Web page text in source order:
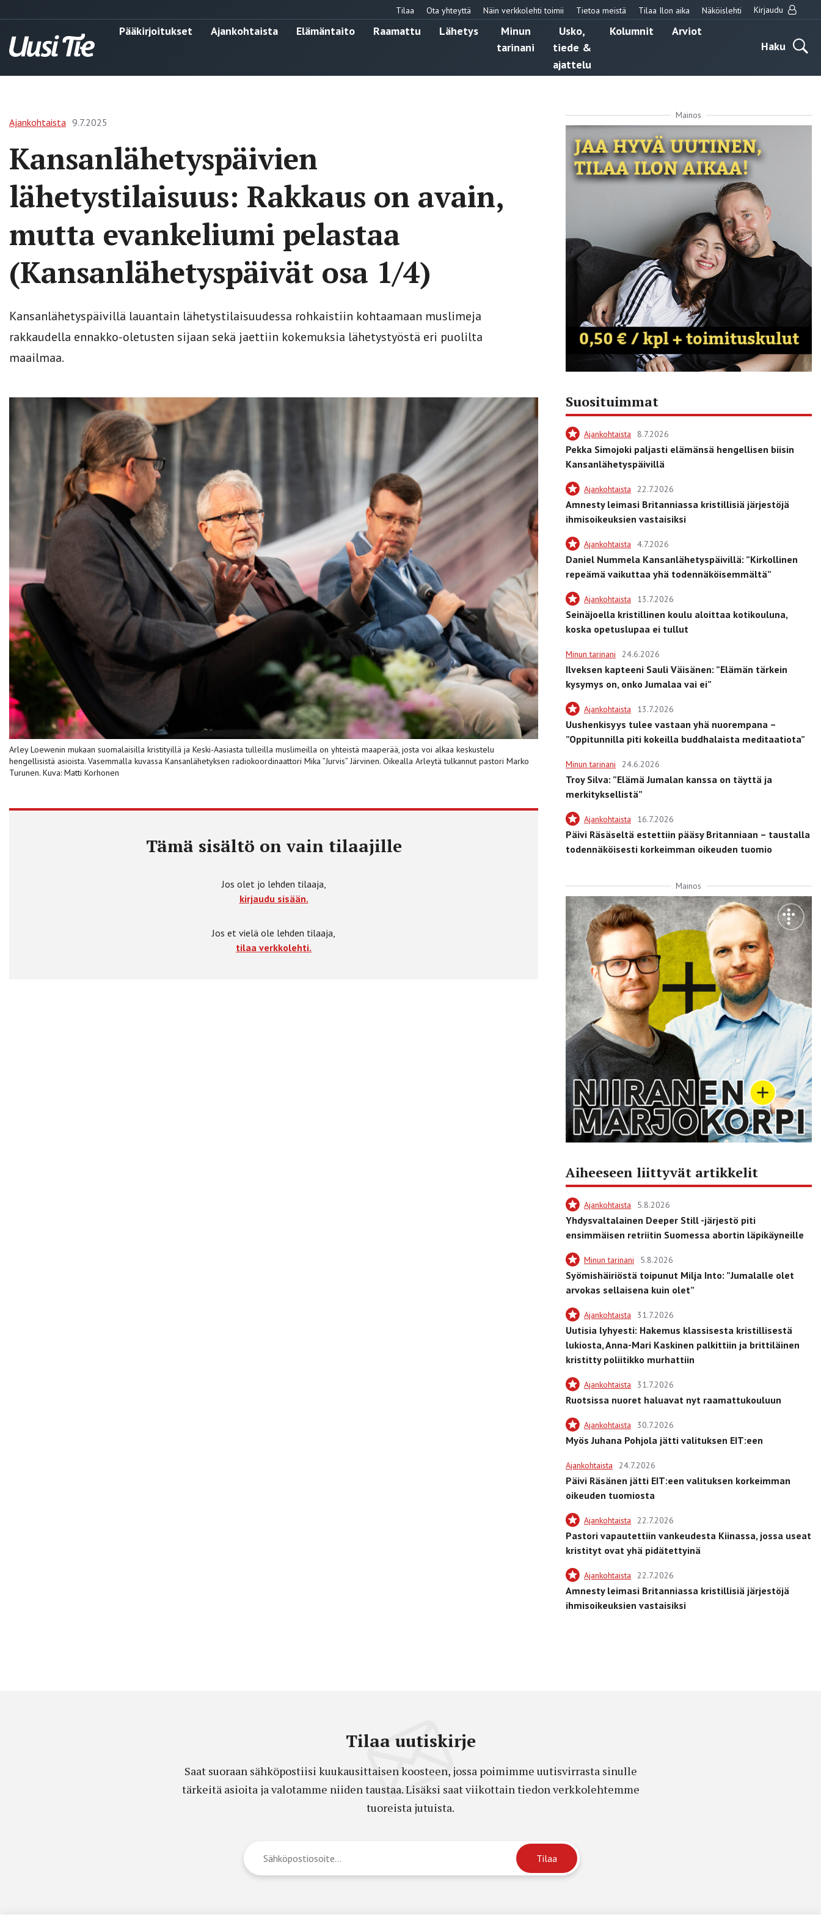
Tilaa Ota yhteyttä Näin verkkolehti toimii Tietoa meistä Tilaa Ilon aika Näköislehti Kirjaudu
Pääkirjoitukset Ajankohtaista Elämäntaito Raamattu Lähetys
Minun
tarinani
Usko,
tiede &
ajattelu
Kolumnit
Arviot
Haku
Ajankohtaista 9.7.2025
Kansanlähetyspäivien
lähetystilaisuus: Rakkaus on avain,
mutta evankeliumi pelastaa
(Kansanlähetyspäivät osa 1/4)
Kansanlähetyspäivillä lauantain lähetystilaisuudessa rohkaistiin kohtaamaan muslimeja
rakkaudella ennakko-oletusten sijaan sekä jaettiin kokemuksia lähetystyöstä eri puolilta
maailmaa.
Arley Loewenin mukaan suomalaisilla kristityillä ja Keski-Aasiasta tulleilla muslimeilla on yhteistä maaperää, josta voi alkaa keskustelu
hengellisistä asioista. Vasemmalla kuvassa Kansanlähetyksen radiokoordinaattori Mika ”Jurvis” Järvinen. Oikealla Arleytä tulkannut pastori Marko
Turunen. Kuva: Matti Korhonen
Tämä sisältö on vain tilaajille
Jos olet jo lehden tilaaja,
kirjaudu sisään.
Jos et vielä ole lehden tilaaja,
tilaa verkkolehti.
Mainos
Suosituimmat
Ajankohtaista 8.7.2026
Pekka Simojoki paljasti elämänsä hengellisen biisin
Kansanlähetyspäivillä
Ajankohtaista 22.7.2026
Amnesty leimasi Britanniassa kristillisiä järjestöjä
ihmisoikeuksien vastaisiksi
Ajankohtaista 4.7.2026
Daniel Nummela Kansanlähetyspäivillä: ”Kirkollinen
repeämä vaikuttaa yhä todennäköisemmältä”
Ajankohtaista 13.7.2026
Seinäjoella kristillinen koulu aloittaa kotikouluna,
koska opetuslupaa ei tullut
Minun tarinani 24.6.2026
Ilveksen kapteeni Sauli Väisänen: ”Elämän tärkein
kysymys on, onko Jumalaa vai ei”
Ajankohtaista 13.7.2026
Uushenkisyys tulee vastaan yhä nuorempana –
”Oppitunnilla piti kokeilla buddhalaista meditaatiota”
Minun tarinani 24.6.2026
Troy Silva: ”Elämä Jumalan kanssa on täyttä ja
merkityksellistä”
Ajankohtaista 16.7.2026
Päivi Räsäseltä estettiin pääsy Britanniaan – taustalla
todennäköisesti korkeimman oikeuden tuomio
Mainos
Aiheeseen liittyvät artikkelit
Ajankohtaista 5.8.2026
Yhdysvaltalainen Deeper Still -järjestö piti
ensimmäisen retriitin Suomessa abortin läpikäyneille
Minun tarinani 5.8.2026
Syömishäiriöstä toipunut Milja Into: ”Jumalalle olet
arvokas sellaisena kuin olet”
Ajankohtaista 31.7.2026
Uutisia lyhyesti: Hakemus klassisesta kristillisestä
lukiosta, Anna-Mari Kaskinen palkittiin ja brittiläinen
kristitty poliitikko murhattiin
Ajankohtaista 31.7.2026
Ruotsissa nuoret haluavat nyt raamattukouluun
Ajankohtaista 30.7.2026
Myös Juhana Pohjola jätti valituksen EIT:een
Ajankohtaista 24.7.2026
Päivi Räsänen jätti EIT:een valituksen korkeimman
oikeuden tuomiosta
Ajankohtaista 22.7.2026
Pastori vapautettiin vankeudesta Kiinassa, jossa useat
kristityt ovat yhä pidätettyinä
Ajankohtaista 22.7.2026
Amnesty leimasi Britanniassa kristillisiä järjestöjä
ihmisoikeuksien vastaisiksi
Tilaa uutiskirje
Saat suoraan sähköpostiisi kuukausittaisen koosteen, jossa poimimme uutisvirrasta sinulle
tärkeitä asioita ja valotamme niiden taustaa. Lisäksi saat viikottain tiedon verkkolehtemme
tuoreista jutuista.